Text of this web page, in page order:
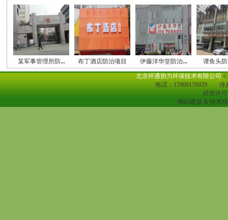
某军事管理所防... 布丁酒店防治项目 伊藤洋华堂防治... 谭鱼头
北京环通协力环保技术有限公司 ©
电话：15908176929
传
经营许
网站建设 & 技术